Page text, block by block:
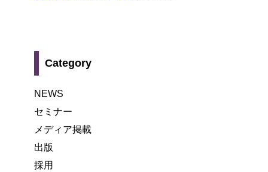
Category
NEWS
セミナー
メディア掲載
出版
採用